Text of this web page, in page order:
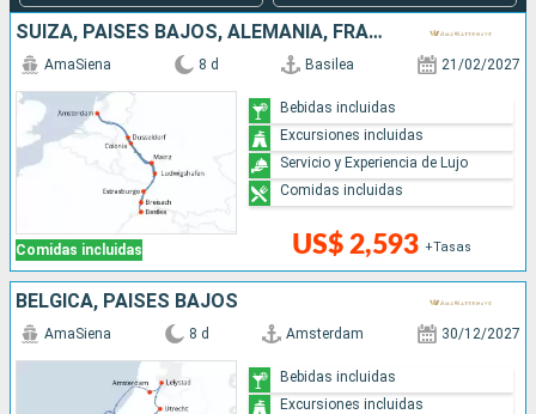
SUIZA, PAISES BAJOS, ALEMANIA, FRANCIA
Comidas incluidas
AmaSiena 8 d Basilea 21/02/2027
US$ 2,593 +Tasas
Bebidas incluidas
Excursiones incluidas
Servicio y Experiencia de Lujo
Comidas incluidas
BÉLGICA, PAISES BAJOS
AmaSiena 8 d Amsterdam 30/12/2027
Bebidas incluidas
Excursiones incluidas